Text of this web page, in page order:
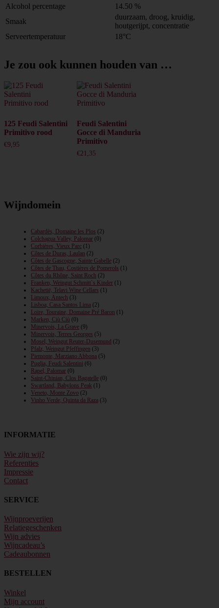
Alcohol percentage
14.50 %
Smaak
duurzaam, droog, kruidig,
houtgerijpt, concentratie
Serveertemperatuur
18°C
Je zou ook kunnen houden van …
125 Feudi Salentini
Primitivo rood
€9,95
Feudi Salentini
Gocce di Manduria
Primitivo
€21,35
Wijndomein
Cabardès, Domaine les Plos (2)
Colchagua Valley, Palomar (0)
Corbières, Vieux Parc (1)
Côtes de Duras, Laulan (2)
Côtes de Gascogne, Sainte Gabelle (2)
Côtes de Thau, Costières de Pomerols (1)
Côtes du Rhône, Saint Roch (2)
Franken, Weingut Schmitt`s Kinder (1)
Kachetië, Telavi Wine Cellars (1)
Limoux, Antech (3)
Lisboa, Casa Santos Lima (2)
Loire, Touraine, Domaine Pré Baron (1)
Marken, Ciù Ciù (0)
Minervois, La Grave (9)
Minervois, Terres Georges (5)
Mosel, Weingut Reuter-Dusemund (2)
Pfalz, Weingut Pfeffingen (3)
Piemonte, Marziano Abbona (5)
Puglia, Feudi Salentini (6)
Rapel, Palomar (0)
Saint-Chinian, Clos Bagatelle (0)
Swartland, Babylons Peak (1)
Veneto, Monte Zovo (2)
Vinho Verde, Quinta da Raza (3)
INFORMATIE
Wie zijn wij?
Referenties
Impressie
Contact
SERVICE
Wijnproeverijen
Relatiegeschenken
Wijn advies
Wijncadeau’s
Cadeaubonnen
BESTELLEN
Winkel
Mijn account